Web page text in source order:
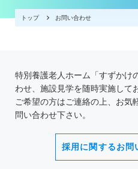
トップ お問い合わせ
特別養護老人ホーム「すずかけ
わせ、施設見学を随時実施して
ご希望の方はご連絡の上、お気
問い合わせ下さい。
採用に関するお問